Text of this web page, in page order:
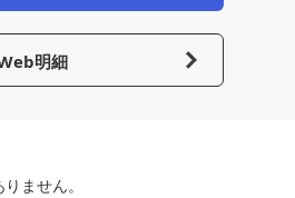
明細
ません。